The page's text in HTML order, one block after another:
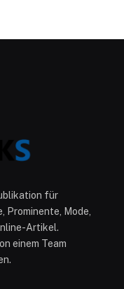
für
Prominente, Mode,
Artikel.
einem Team